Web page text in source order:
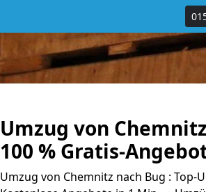
Umzug von
100 % Gratis-
Umzug von Chemnitz nach Bug : Top-